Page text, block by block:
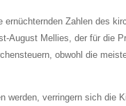
Zahlen des
August Mellies, der für die
obwohl die
verringern sich die